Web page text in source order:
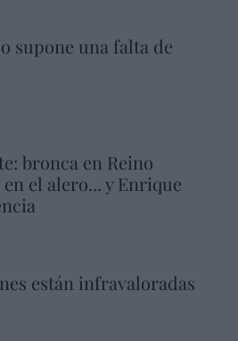
supone una falta de
bronca en Reino
el alero... y Enrique
están infravaloradas